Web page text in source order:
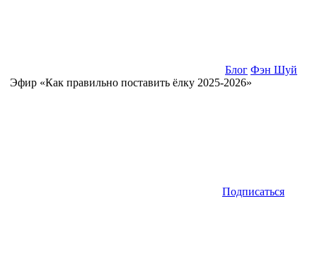
Блог Фэн Шуй
Эфир «Как правильно поставить ёлку 2025-2026»
Подписаться